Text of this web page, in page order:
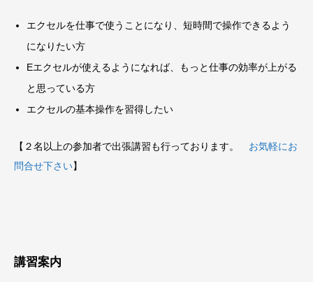
エクセルを仕事で使うことになり、短時間で操作できるよう
になりたい方
Eエクセルが使えるようになれば、もっと仕事の効率が上がる
と思っている方
エクセルの基本操作を習得したい
【２名以上の参加者で出張講習も行っております。 お気軽にお
問合せ下さい】
講習案内